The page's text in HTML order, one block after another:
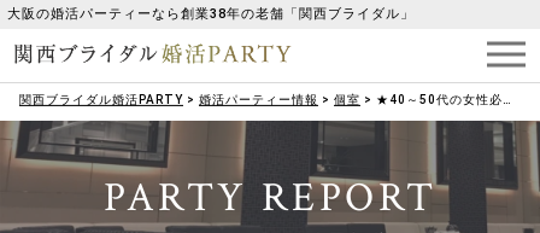
大阪の婚活パーティーなら創業38年の老舗「関西ブライダル」
関西ブライダル婚活PARTY > 婚活パーティー情報 > 個室 > ★40～50代の女性必見★ 50代ハイステ男性よりエントリー中！
PARTY REPORT